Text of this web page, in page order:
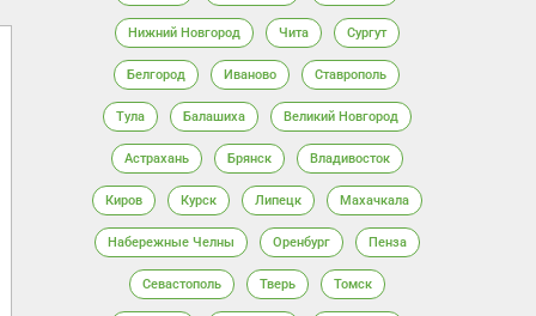
Нижний Новгород Чита Сургут
Белгород Иваново Ставрополь
Тула Балашиха Великий Новгород
Астрахань Брянск Владивосток
Киров Курск Липецк Махачкала
Набережные Челны Оренбург Пенза
Севастополь Тверь Томск